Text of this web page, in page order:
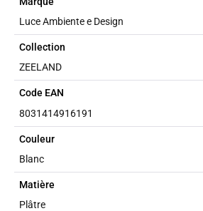
Luce Ambiente e Design
Collection
ZEELAND
Code EAN
8031414916191
Couleur
Blanc
Matière
Plâtre